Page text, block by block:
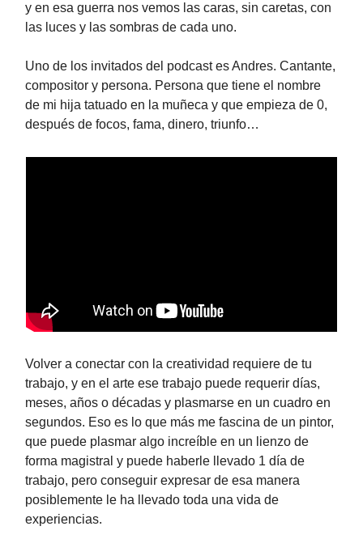
y en esa guerra nos vemos las caras, sin caretas, con
las luces y las sombras de cada uno.
Uno de los invitados del podcast es Andres. Cantante,
compositor y persona. Persona que tiene el nombre
de mi hija tatuado en la muñeca y que empieza de 0,
después de focos, fama, dinero, triunfo…
Volver a conectar con la creatividad requiere de tu
trabajo, y en el arte ese trabajo puede requerir días,
meses, años o décadas y plasmarse en un cuadro en
segundos. Eso es lo que más me fascina de un pintor,
que puede plasmar algo increíble en un lienzo de
forma magistral y puede haberle llevado 1 día de
trabajo, pero conseguir expresar de esa manera
posiblemente le ha llevado toda una vida de
experiencias.